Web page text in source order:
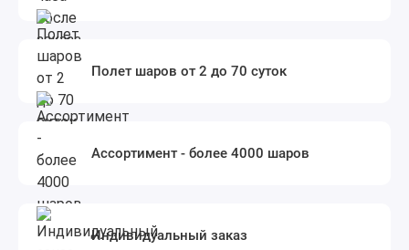
Полет шаров от 2 до 70 суток
Ассортимент - более 4000 шаров
Индивидуальный заказ